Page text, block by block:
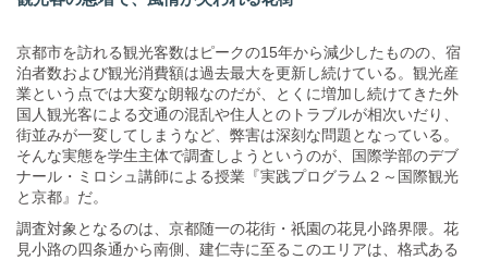
京都市を訪れる観光客数はピークの15年から減少したものの、宿
泊者数および観光消費額は過去最大を更新し続けている。観光産
業という点では大変な朗報なのだが、とくに増加し続けてきた外
国人観光客による交通の混乱や住人とのトラブルが相次いだり、
街並みが一変してしまうなど、弊害は深刻な問題となっている。
そんな実態を学生主体で調査しようというのが、国際学部のデブ
ナール・ミロシュ講師による授業『実践プログラム２～国際観光
と京都』だ。
調査対象となるのは、京都随一の花街・祇園の花見小路界隈。花
見小路の四条通から南側、建仁寺に至るこのエリアは、格式ある